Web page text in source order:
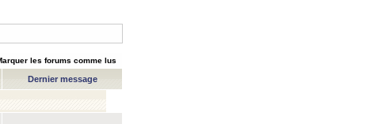
les forums comme lus
Dernier message